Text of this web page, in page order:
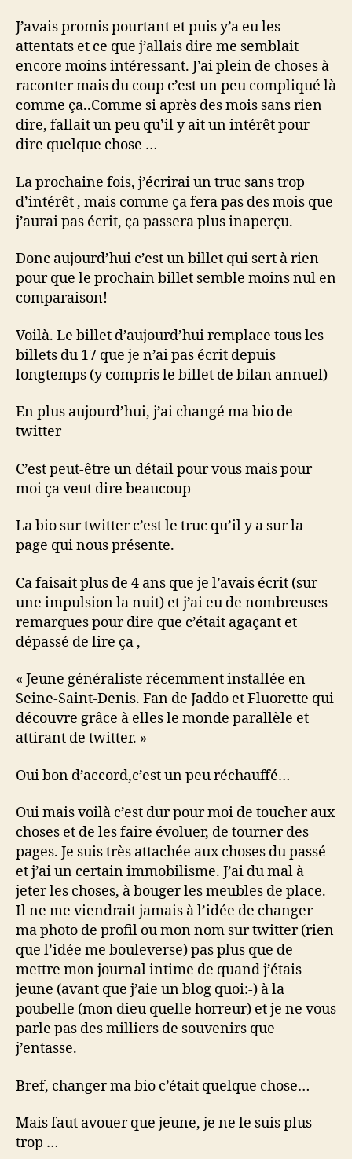
J’avais promis pourtant et puis y’a eu les
attentats et ce que j’allais dire me semblait
encore moins intéressant. J’ai plein de choses à
raconter mais du coup c’est un peu compliqué là
comme ça..Comme si après des mois sans rien
dire, fallait un peu qu’il y ait un intérêt pour
dire quelque chose …
La prochaine fois, j’écrirai un truc sans trop
d’intérêt , mais comme ça fera pas des mois que
j’aurai pas écrit, ça passera plus inaperçu.
Donc aujourd’hui c’est un billet qui sert à rien
pour que le prochain billet semble moins nul en
comparaison!
Voilà. Le billet d’aujourd’hui remplace tous les
billets du 17 que je n’ai pas écrit depuis
longtemps (y compris le billet de bilan annuel)
En plus aujourd’hui, j’ai changé ma bio de
twitter
C’est peut-être un détail pour vous mais pour
moi ça veut dire beaucoup
La bio sur twitter c’est le truc qu’il y a sur la
page qui nous présente.
Ca faisait plus de 4 ans que je l’avais écrit (sur
une impulsion la nuit) et j’ai eu de nombreuses
remarques pour dire que c’était agaçant et
dépassé de lire ça ,
« Jeune généraliste récemment installée en
Seine-Saint-Denis. Fan de Jaddo et Fluorette qui
découvre grâce à elles le monde parallèle et
attirant de twitter. »
Oui bon d’accord,c’est un peu réchauffé…
Oui mais voilà c’est dur pour moi de toucher aux
choses et de les faire évoluer, de tourner des
pages. Je suis très attachée aux choses du passé
et j’ai un certain immobilisme. J’ai du mal à
jeter les choses, à bouger les meubles de place.
Il ne me viendrait jamais à l’idée de changer
ma photo de profil ou mon nom sur twitter (rien
que l’idée me bouleverse) pas plus que de
mettre mon journal intime de quand j’étais
jeune (avant que j’aie un blog quoi:-) à la
poubelle (mon dieu quelle horreur) et je ne vous
parle pas des milliers de souvenirs que
j’entasse.
Bref, changer ma bio c’était quelque chose…
Mais faut avouer que jeune, je ne le suis plus
trop …